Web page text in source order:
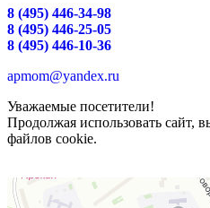
8 (495) 446-34-98
8 (495) 446-25-05
8 (495) 446-10-36
apmom@yandex.ru
Уважаемые посетители!
Продолжая использовать сайт,
файлов cookie.